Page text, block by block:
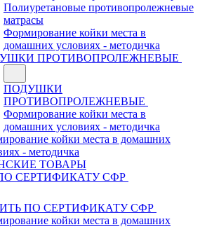
Полиуретановые противопролежневые
матрасы
Формирование койки места в
домашних условиях - методичка
ПРОТИВОПРОЛЕЖНЕВЫЕ
ПОДУШКИ
ПРОТИВОПРОЛЕЖНЕВЫЕ
Формирование койки места в
домашних условиях - методичка
койки места в домашних
- методичка
ТОВАРЫ
СЕРТИФИКАТУ СФР
ПО СЕРТИФИКАТУ СФР
койки места в домашних